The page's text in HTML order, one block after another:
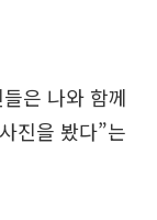
은 나와 함께
진을 봤다”는